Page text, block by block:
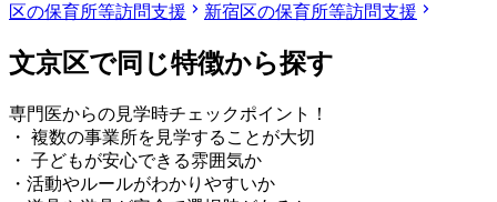
区の保育所等訪問支援
新宿区の保育所等訪問支援
文京区で同じ特徴から探す
専門医からの見学時チェックポイント！
・ 複数の事業所を見学することが大切
・ 子どもが安心できる雰囲気か
・活動やルールがわかりやすいか